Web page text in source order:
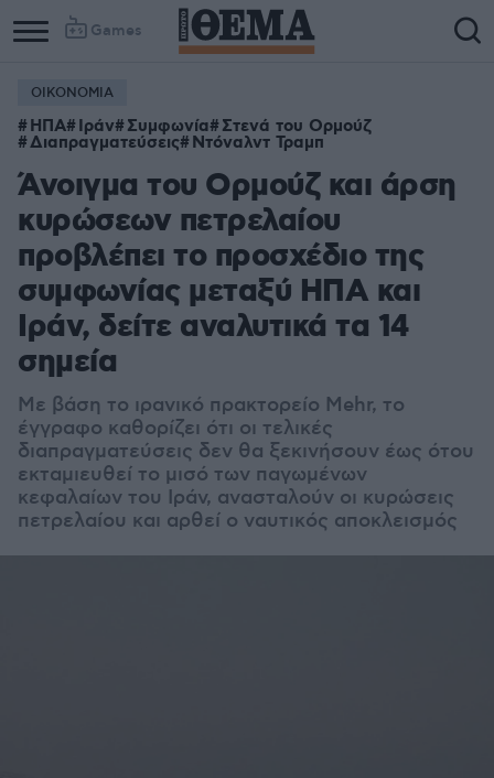
Games
ΟΙΚΟΝΟΜΙΑ
ΗΠΑ Ιράν Συμφωνία Στενά του Ορμούζ
Διαπραγματεύσεις Ντόναλντ Τραμπ
Άνοιγμα του Ορμούζ και άρση
κυρώσεων πετρελαίου
προβλέπει το προσχέδιο της
συμφωνίας μεταξύ ΗΠΑ και
Ιράν, δείτε αναλυτικά τα 14
σημεία
Με βάση το ιρανικό πρακτορείο Mehr, το
έγγραφο καθορίζει ότι οι τελικές
διαπραγματεύσεις δεν θα ξεκινήσουν έως ότου
εκταμιευθεί το μισό των παγωμένων
κεφαλαίων του Ιράν, ανασταλούν οι κυρώσεις
πετρελαίου και αρθεί ο ναυτικός αποκλεισμός